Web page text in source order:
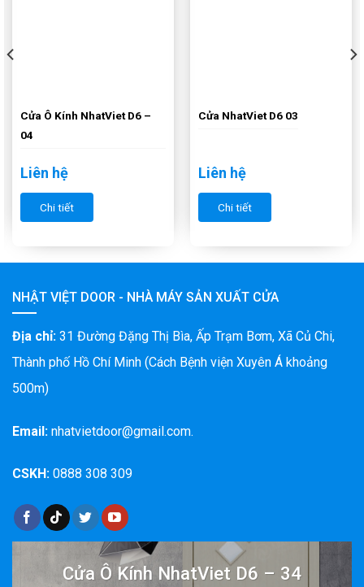
Cửa Ô Kính NhatViet D6 –
04
Liên hệ
Chi tiết
Cửa NhatViet D6 03
Liên hệ
Chi tiết
NHẬT VIỆT DOOR - NHÀ MÁY SẢN XUẤT CỬA
Địa chỉ: 31 Đường Đặng Thị Bìa, Ấp Trạm Bơm, Xã Củ Chi,
Thành phố Hồ Chí Minh (Cách Bệnh viện Xuyên Á khoảng
500m)
Email: nhatvietdoor@gmail.com.
CSKH: 0888 308 309
Cửa Ô Kính NhatViet D6 – 34